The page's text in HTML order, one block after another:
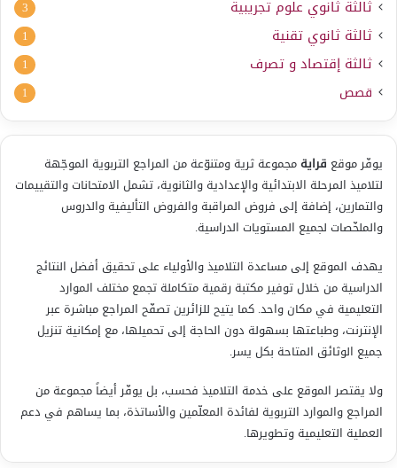
ثالثة ثانوي علوم تجريبية 3
ثالثة ثانوي تقنية 1
ثالثة إقتصاد و تصرف 1
قصص 1
يوفّر موقع قرايةمجموعة ثرية ومتنوّعة من المراجع التربوية الموجّهة
لتلاميذ المرحلة الابتدائية والإعدادية والثانوية، تشمل الامتحانات والتقييمات
والتمارين، إضافة إلى فروض المراقبة والفروض التأليفية والدروس
والملخّصات لجميع المستويات الدراسية.
يهدف الموقع إلى مساعدة التلاميذ والأولياء على تحقيق أفضل النتائج
الدراسية من خلال توفير مكتبة رقمية متكاملة تجمع مختلف الموارد
التعليمية في مكان واحد. كما يتيح للزائرين تصفّح المراجع مباشرة عبر
الإنترنت، وطباعتها بسهولة دون الحاجة إلى تحميلها، مع إمكانية تنزيل
جميع الوثائق المتاحة بكل يسر.
ولا يقتصر الموقع على خدمة التلاميذ فحسب، بل يوفّر أيضاً مجموعة من
المراجع والموارد التربوية لفائدة المعلّمين والأساتذة، بما يساهم في دعم
العملية التعليمية وتطويرها.